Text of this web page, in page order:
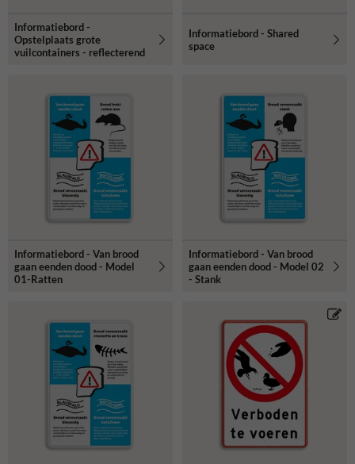
Informatiebord -
Opstelplaats grote
vuilcontainers - reflecterend
Informatiebord - Shared
space
Informatiebord - Van brood
gaan eenden dood - Model
01-Ratten
Informatiebord - Van brood
gaan eenden dood - Model 02
- Stank